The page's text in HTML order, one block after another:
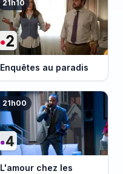
21h10
Enquêtes au paradis
21h00
L'amour chez les